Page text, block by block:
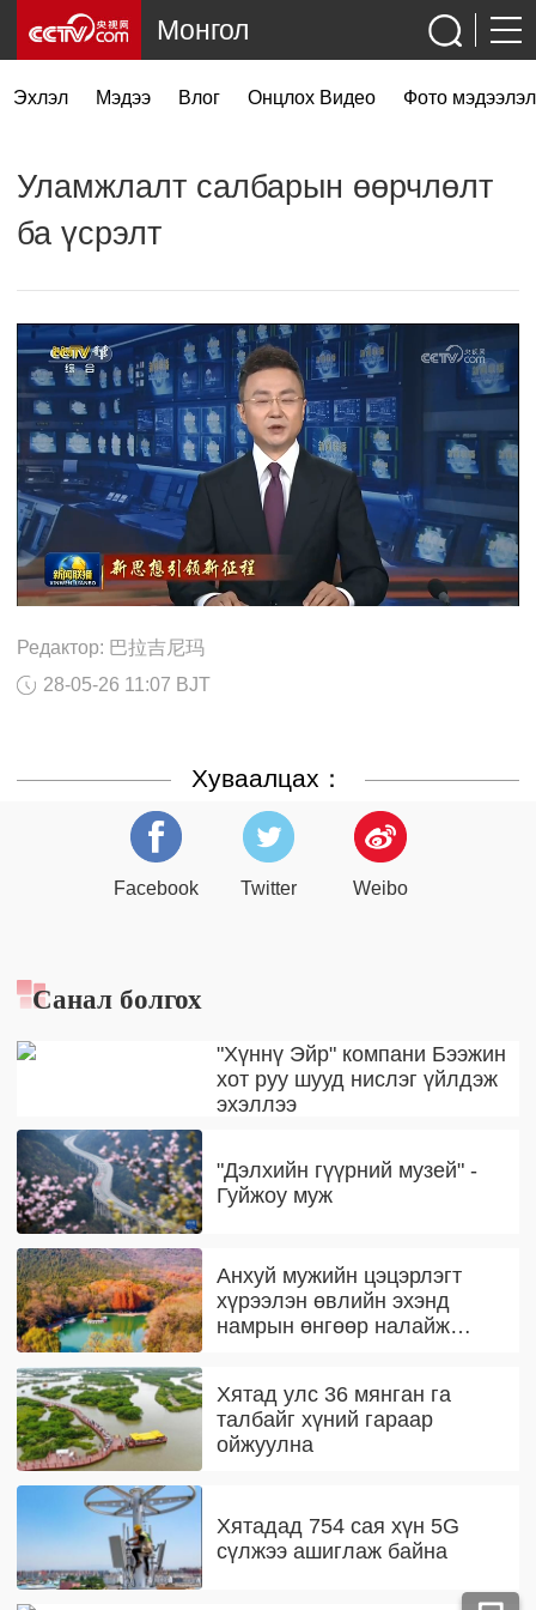
Эхлэл Мэдээ Влог Онцлох Видео Фото мэдээлэл
Монгол
Уламжлалт салбарын өөрчлөлт
ба үсрэлт
Редактор: 巴拉吉尼玛
28-05-26 11:07 BJT
Хуваалцах：
Facebook Twitter Weibo
Санал болгох
"Хүннү Эйр" компани Бээжин
хот руу шууд нислэг үйлдэж
эхэллээ
"Дэлхийн гүүрний музей" -
Гуйжоу муж
Анхуй мужийн цэцэрлэгт
хүрээлэн өвлийн эхэнд
намрын өнгөөр налайж
Хятад улс 36 мянган га
талбайг хүний гараар
ойжуулна
Хятадад 754 сая хүн 5G
сүлжээ ашиглаж байна